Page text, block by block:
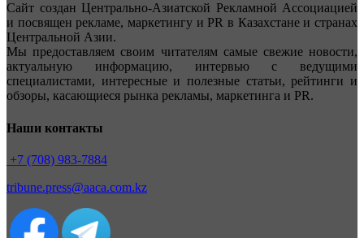
Сайт создан Центрально-Азиатской Рекламной Ассоциацией
и посвящен рекламе, маркетингу и PR в Казахстане и странах
Центральной Азии.
Мы предоставляем своим читателям самые свежие новости,
актуальную информацию, интервью с ведущими
специалистами, интересные и полезные статьи, рейтинги и
обзоры, касающиеся рынка рекламы, маркетинга и PR.
Наши контакты
+7 (708) 983-7884
tribune.press@aaca.com.kz